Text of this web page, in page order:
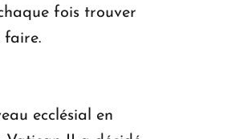
fois trouver
faire.
ecclésial en